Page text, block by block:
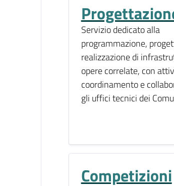
Servizio dedicato alla
programmazione,
realizzazione di
opere correlate, con
coordinamento e
gli uffici tecnici dei
Competizioni